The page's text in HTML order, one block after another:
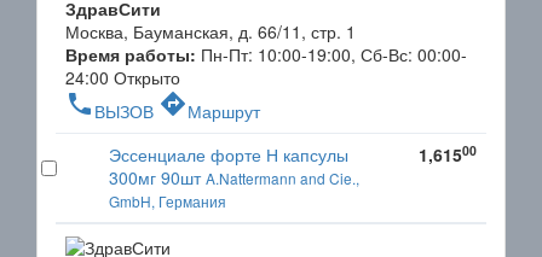
ЗдравСити
Москва, Бауманская, д. 66/11, стр. 1
Время работы: Пн-Пт: 10:00-19:00, Сб-Вс: 00:00-
24:00 Открыто
phone ВЫЗОВ directionsМаршрут
Эссенциале форте Н капсулы
300мг 90штA.Nattermann and Cie.,
GmbH, Германия
1,61500